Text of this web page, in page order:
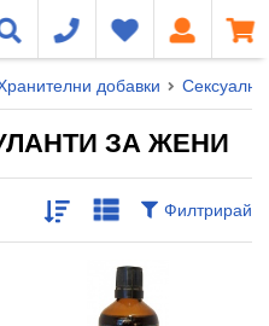
добавки
ЗА ЖЕНИ
Филтрирай